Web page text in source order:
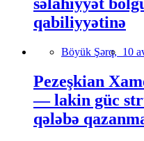
qabiliyyətinə
Böyük Şərq, 10
Pezeşkian
— lakin güc
qələbə